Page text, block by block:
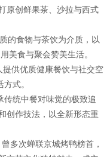
原创鲜果茶、沙拉与西式
食物与茶饮为介质，以
美食与聚会赞美生活。
供优质健康餐饮与社交空
式。
统中餐对味觉的极致追
创作技法，以全新形态重
多次蝉联京城烤鸭榜首，